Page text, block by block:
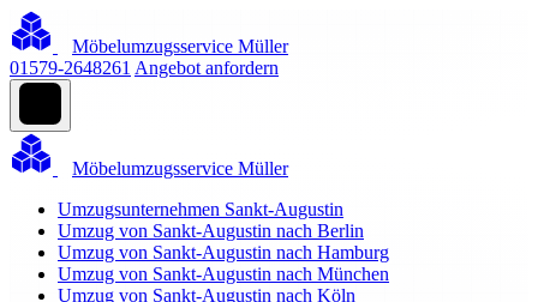
Möbelumzugsservice Müller
01579-2648261 Angebot anfordern
Möbelumzugsservice Müller
Umzugsunternehmen Sankt-Augustin
Umzug von Sankt-Augustin nach Berlin
Umzug von Sankt-Augustin nach Hamburg
Umzug von Sankt-Augustin nach München
Umzug von Sankt-Augustin nach Köln